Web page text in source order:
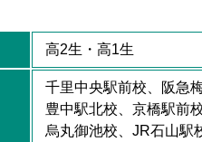
高2生・高1生
千里中央駅前校、阪急
豊中駅北校、京橋駅前
烏丸御池校、JR石山駅